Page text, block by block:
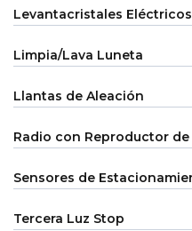
Levantacristales
Limpia/Lava Luneta
Llantas de Aleación
Radio con Reproductor de
Sensores de
Tercera Luz Stop